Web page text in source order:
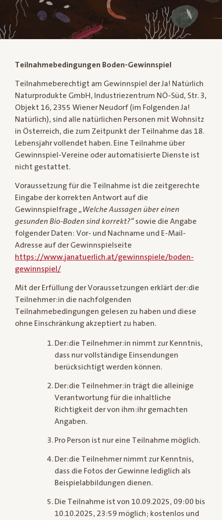
Teilnahmebedingungen Boden-Gewinnspiel
Teilnahmeberechtigt am Gewinnspiel der Ja! Natürlich
Naturprodukte GmbH, Industriezentrum NÖ-Süd, Str. 3,
Objekt 16, 2355 Wiener Neudorf (im Folgenden Ja!
Natürlich), sind alle natürlichen Personen mit Wohnsitz
in Österreich, die zum Zeitpunkt der Teilnahme das 18.
Lebensjahr vollendet haben. Eine Teilnahme über
Gewinnspiel-Vereine oder automatisierte Dienste ist
nicht gestattet.
Voraussetzung für die Teilnahme ist die zeitgerechte
Eingabe der korrekten Antwort auf die
Gewinnspielfrage „Welche Aussagen über einen
gesunden Bio-Boden sind korrekt?“sowie die Angabe
folgender Daten: Vor- und Nachname und E-Mail-
Adresse auf der Gewinnspielseite
https://www.janatuerlich.at/gewinnspiele/boden-
gewinnspiel/
Mit der Erfüllung der Voraussetzungen erklärt der:die
Teilnehmer:in die nachfolgenden
Teilnahmebedingungen gelesen zu haben und diese
ohne Einschränkung akzeptiert zu haben.
Der:die Teilnehmer:in nimmt zur Kenntnis,
dass nur vollständige Einsendungen
berücksichtigt werden können.
Der:die Teilnehmer:in trägt die alleinige
Verantwortung für die inhaltliche
Richtigkeit der von ihm:ihr gemachten
Angaben.
Pro Person ist nur eine Teilnahme möglich.
Der:die Teilnehmer nimmt zur Kenntnis,
dass die Fotos der Gewinne lediglich als
Beispielabbildungen dienen.
Die Teilnahme ist von 10.09.2025, 09:00 bis
10.10.2025, 23:59 möglich; kostenlos und